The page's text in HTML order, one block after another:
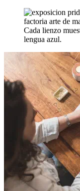
Cada lienzo
lengua azul.